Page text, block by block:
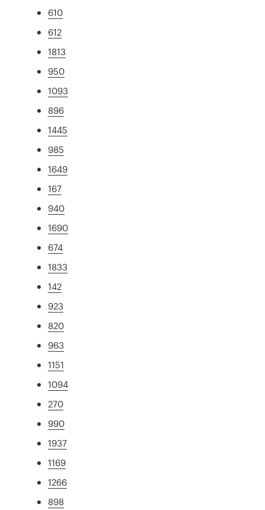
610
612
1813
950
1093
896
1445
985
1649
167
940
1690
674
1833
142
923
820
963
1151
1094
270
990
1937
1169
1266
898